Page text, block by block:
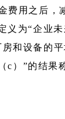
费用之后，
义为“企业
和设备的平
c）”的结果